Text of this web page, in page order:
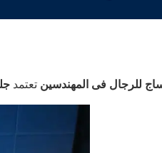
للرجال فى المهندسين تعتمد